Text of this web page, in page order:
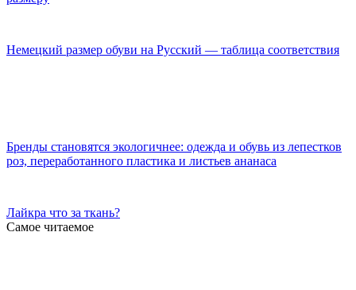
Немецкий размер обуви на Русский — таблица соответствия
Бренды становятся экологичнее: одежда и обувь из лепестков
роз, переработанного пластика и листьев ананаса
Лайкра что за ткань?
Самое читаемое